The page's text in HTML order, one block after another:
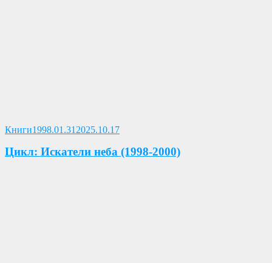
КнигиОпубликовано
1998.01.31 2025.10.17
Цикл: Искатели неба (1998-2000)